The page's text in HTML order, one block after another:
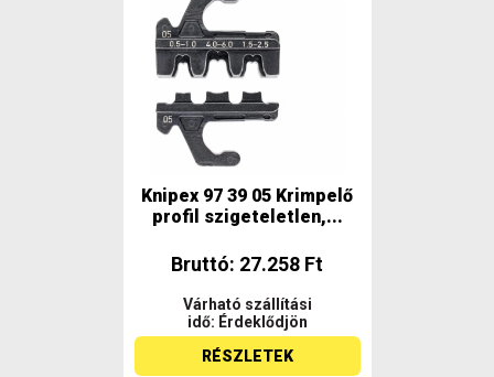
Knipex 97 39 05 Krimpelő
profil szigeteletlen,...
Bruttó: 27.258 Ft
Várható szállítási
idő: Érdeklődjön
RÉSZLETEK